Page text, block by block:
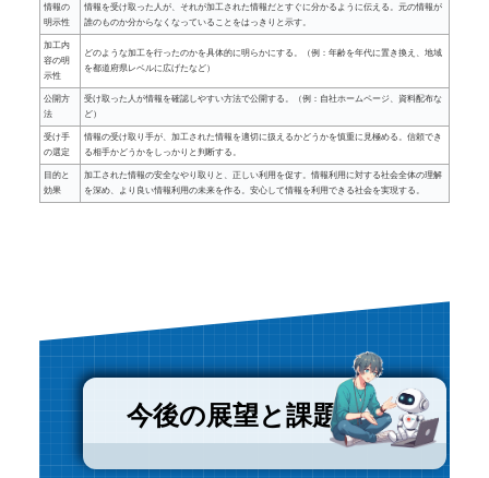
情報の
明示性
情報を受け取った人が、それが加工された情報だとすぐに分かるように伝える。元の情報が
誰のものか分からなくなっていることをはっきりと示す。
加工内
容の明
示性
どのような加工を行ったのかを具体的に明らかにする。（例：年齢を年代に置き換え、地域
を都道府県レベルに広げたなど）
公開方
法
受け取った人が情報を確認しやすい方法で公開する。（例：自社ホームページ、資料配布な
ど）
受け手
の選定
情報の受け取り手が、加工された情報を適切に扱えるかどうかを慎重に見極める。信頼でき
る相手かどうかをしっかりと判断する。
目的と
効果
加工された情報の安全なやり取りと、正しい利用を促す。情報利用に対する社会全体の理解
を深め、より良い情報利用の未来を作る。安心して情報を利用できる社会を実現する。
今後の展望と課題